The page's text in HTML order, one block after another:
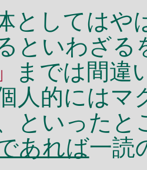
としてはや
といわざる
までは間違
人的にはマ
といったと
あれば一読